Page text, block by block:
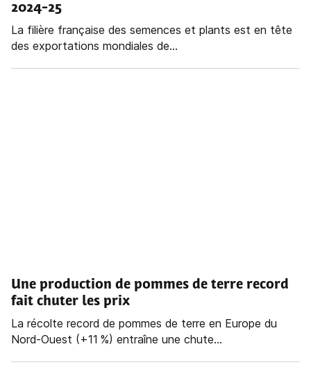
2024-25
La filière française des semences et plants est en tête
des exportations mondiales de...
Une production de pommes de terre record
fait chuter les prix
La récolte record de pommes de terre en Europe du
Nord-Ouest (+11 %) entraîne une chute...